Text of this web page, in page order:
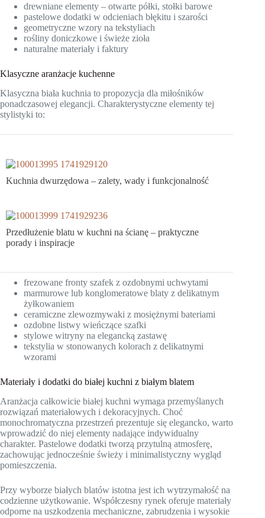
drewniane elementy – otwarte półki, stołki barowe
pastelowe dodatki w odcieniach błękitu i szarości
geometryczne wzory na tekstyliach
rośliny doniczkowe i świeże zioła
naturalne materiały i faktury
Klasyczne aranżacje kuchenne
Klasyczna biała kuchnia to propozycja dla miłośników
ponadczasowej elegancji. Charakterystyczne elementy tej
stylistyki to:
Kuchnia dwurzędowa – zalety, wady i funkcjonalność
Przedłużenie blatu w kuchni na ścianę – praktyczne
porady i inspiracje
frezowane fronty szafek z ozdobnymi uchwytami
marmurowe lub konglomeratowe blaty z delikatnym
żyłkowaniem
ceramiczne zlewozmywaki z mosiężnymi bateriami
ozdobne listwy wieńczące szafki
stylowe witryny na elegancką zastawę
tekstylia w stonowanych kolorach z delikatnymi
wzorami
Materiały i dodatki do białej kuchni z białym blatem
Aranżacja całkowicie białej kuchni wymaga przemyślanych
rozwiązań materiałowych i dekoracyjnych. Choć
monochromatyczna przestrzeń prezentuje się elegancko, warto
wprowadzić do niej elementy nadające indywidualny
charakter. Pastelowe dodatki tworzą przytulną atmosferę,
zachowując jednocześnie świeży i minimalistyczny wygląd
pomieszczenia.
Przy wyborze białych blatów istotna jest ich wytrzymałość na
codzienne użytkowanie. Współczesny rynek oferuje materiały
odporne na uszkodzenia mechaniczne, zabrudzenia i wysokie